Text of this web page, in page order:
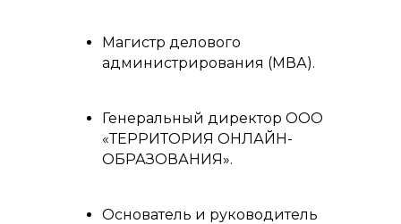
Магистр делового
администрирования (МВА).
Генеральный директор ООО
«ТЕРРИТОРИЯ ОНЛАЙН-
ОБРАЗОВАНИЯ».
Основатель и руководитель